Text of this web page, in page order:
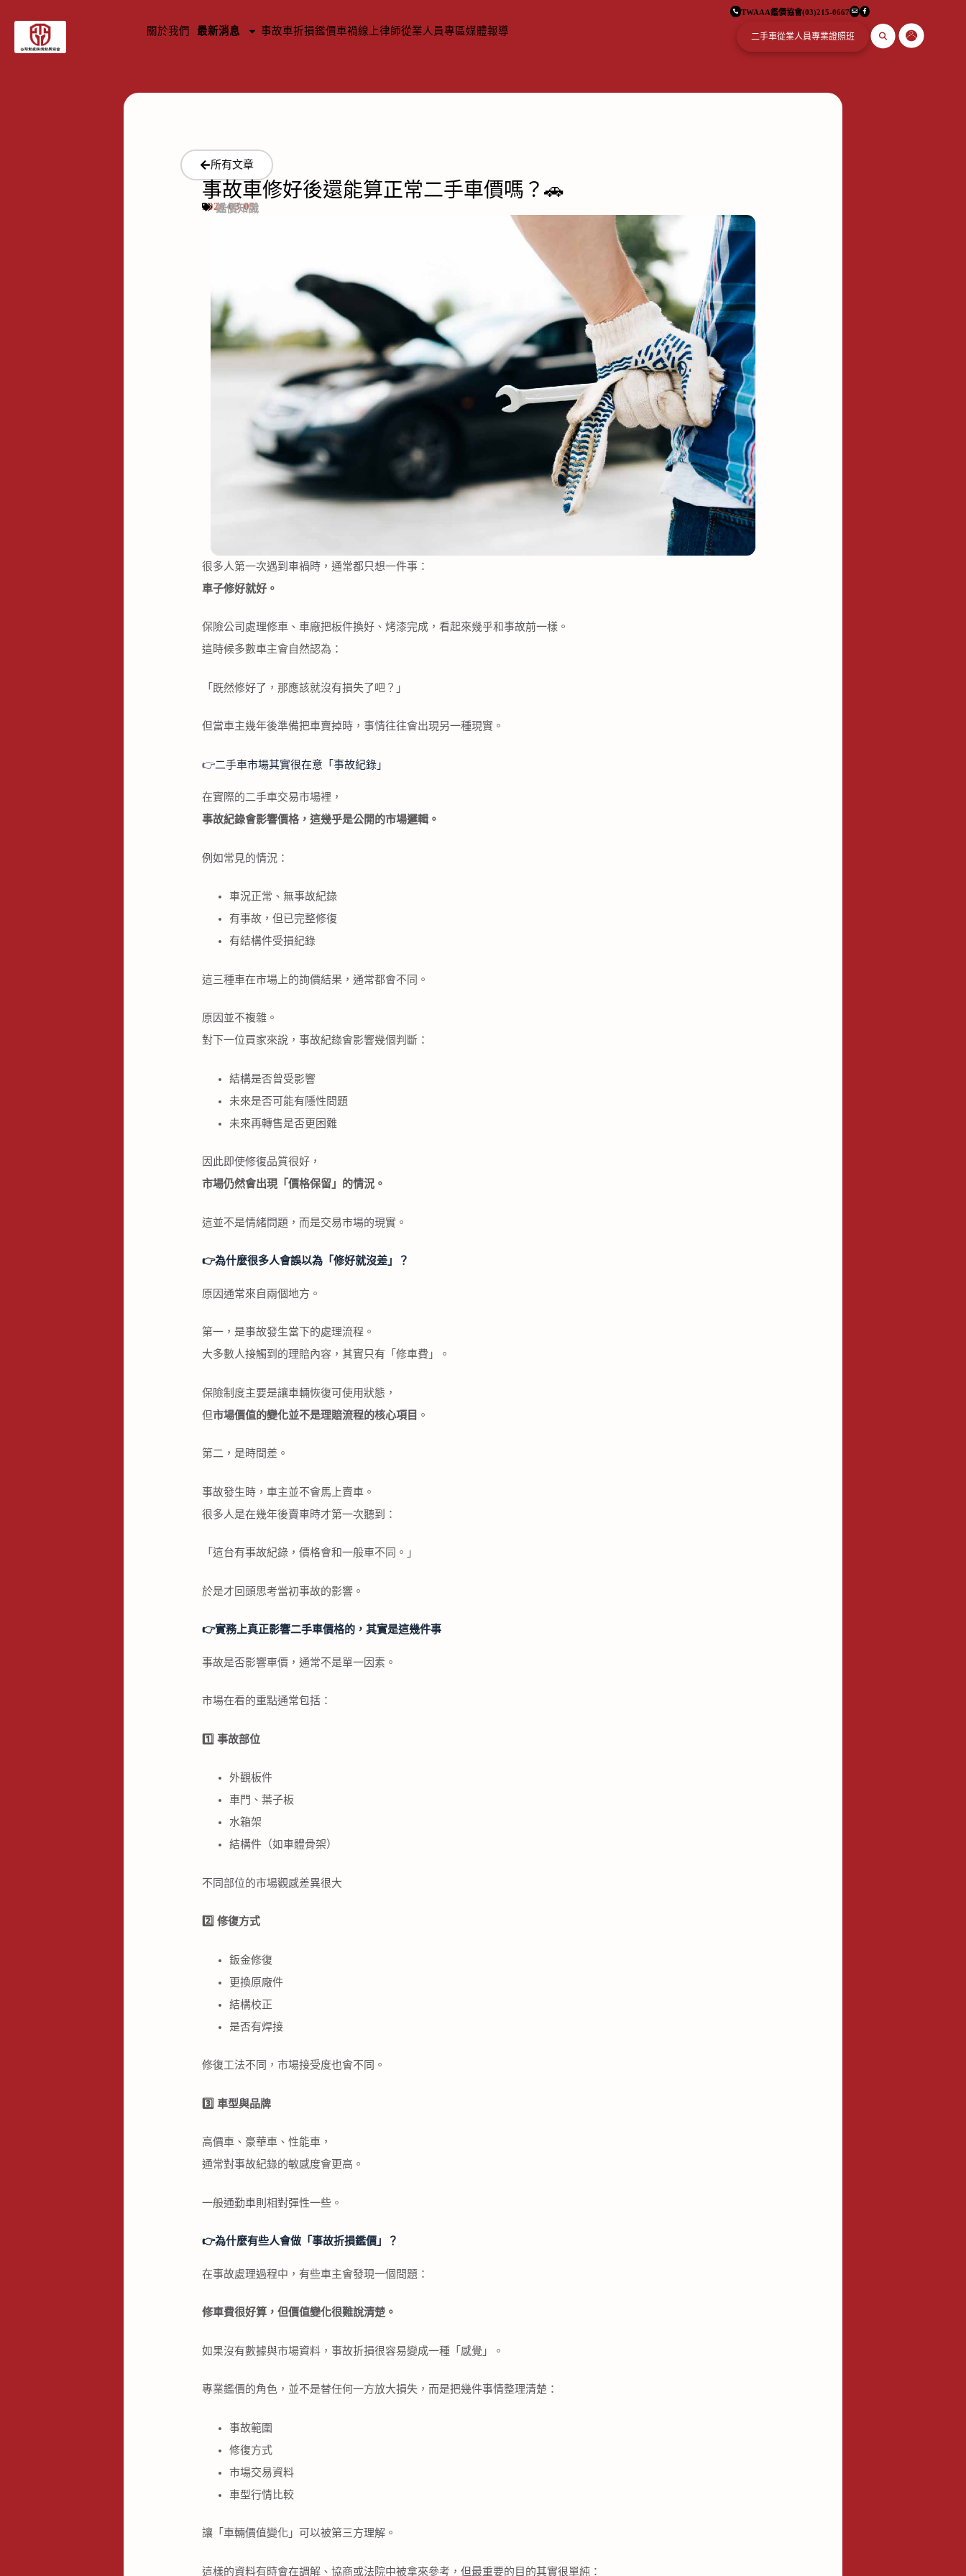
TWAAA鑑價協會(03)215-0667
關於我們 最新消息 事故車折損鑑價車禍線上律師從業人員專區媒體報導 二手車從業人員專業證照班
所有文章
事故車修好後還能算正常二手車價嗎？🚗
2026-03-05
鑑價知識
很多人第一次遇到車禍時，通常都只想一件事：
車子修好就好。
保險公司處理修車、車廠把板件換好、烤漆完成，看起來幾乎和事故前一樣。
這時候多數車主會自然認為：
「既然修好了，那應該就沒有損失了吧？」
但當車主幾年後準備把車賣掉時，事情往往會出現另一種現實。
👉️二手車市場其實很在意「事故紀錄」
在實際的二手車交易市場裡，
事故紀錄會影響價格，這幾乎是公開的市場邏輯。
例如常見的情況：
車況正常、無事故紀錄
有事故，但已完整修復
有結構件受損紀錄
這三種車在市場上的詢價結果，通常都會不同。
原因並不複雜。
對下一位買家來說，事故紀錄會影響幾個判斷：
結構是否曾受影響
未來是否可能有隱性問題
未來再轉售是否更困難
因此即使修復品質很好，
市場仍然會出現「價格保留」的情況。
這並不是情緒問題，而是交易市場的現實。
👉️為什麼很多人會誤以為「修好就沒差」？
原因通常來自兩個地方。
第一，是事故發生當下的處理流程。
大多數人接觸到的理賠內容，其實只有「修車費」。
保險制度主要是讓車輛恢復可使用狀態，
但市場價值的變化並不是理賠流程的核心項目 。
第二，是時間差。
事故發生時，車主並不會馬上賣車。
很多人是在幾年後賣車時才第一次聽到：
「這台有事故紀錄，價格會和一般車不同。」
於是才回頭思考當初事故的影響。
👉️實務上真正影響二手車價格的，其實是這幾件事
事故是否影響車價，通常不是單一因素。
市場在看的重點通常包括：
1️ 事故部位
外觀板件
車門、葉子板
水箱架
結構件（如車體骨架）
不同部位的市場觀感差異很大
2️ 修復方式
鈑金修復
更換原廠件
結構校正
是否有焊接
修復工法不同，市場接受度也會不同。
3️ 車型與品牌
高價車、豪華車、性能車，
通常對事故紀錄的敏感度會更高。
一般通勤車則相對彈性一些。
👉️為什麼有些人會做「事故折損鑑價」？
在事故處理過程中，有些車主會發現一個問題：
修車費很好算，但價值變化很難說清楚。
如果沒有數據與市場資料，事故折損很容易變成一種「感覺」。
專業鑑價的角色，並不是替任何一方放大損失，而是把幾件事情整理清楚：
事故範圍
修復方式
市場交易資料
車型行情比較
讓「車輛價值變化」可以被第三方理解。
這樣的資料有時會在調解、協商或法院中被拿來參考，但最重要的目的其實很單純：